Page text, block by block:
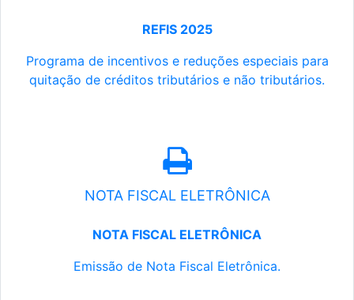
REFIS 2025
Programa de incentivos e reduções especiais para
quitação de créditos tributários e não tributários.
NOTA FISCAL ELETRÔNICA
NOTA FISCAL ELETRÔNICA
Emissão de Nota Fiscal Eletrônica.